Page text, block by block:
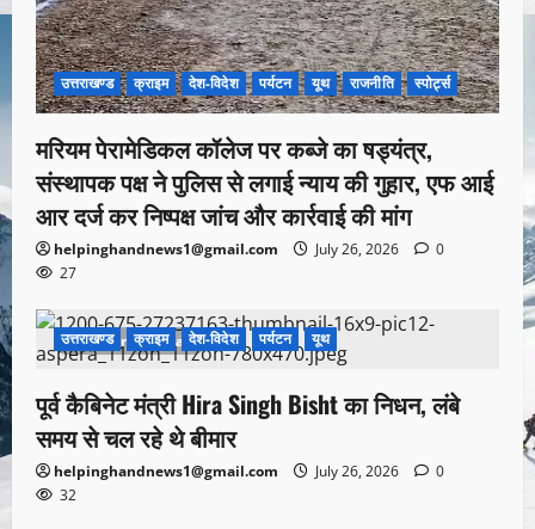
उत्तराखण्ड क्राइम देश-विदेश पर्यटन यूथ राजनीति स्पोर्ट्स
मरियम पेरामेडिकल कॉलेज पर कब्जे का षड्यंत्र,
संस्थापक पक्ष ने पुलिस से लगाई न्याय की गुहार, एफ आई
आर दर्ज कर निष्पक्ष जांच और कार्रवाई की मांग
helpinghandnews1@gmail.com July 26, 2026
0
27
1 minute read
उत्तराखण्ड क्राइम देश-विदेश पर्यटन यूथ
पूर्व कैबिनेट मंत्री Hira Singh Bisht का निधन, लंबे
समय से चल रहे थे बीमार
helpinghandnews1@gmail.com July 26, 2026
0
32